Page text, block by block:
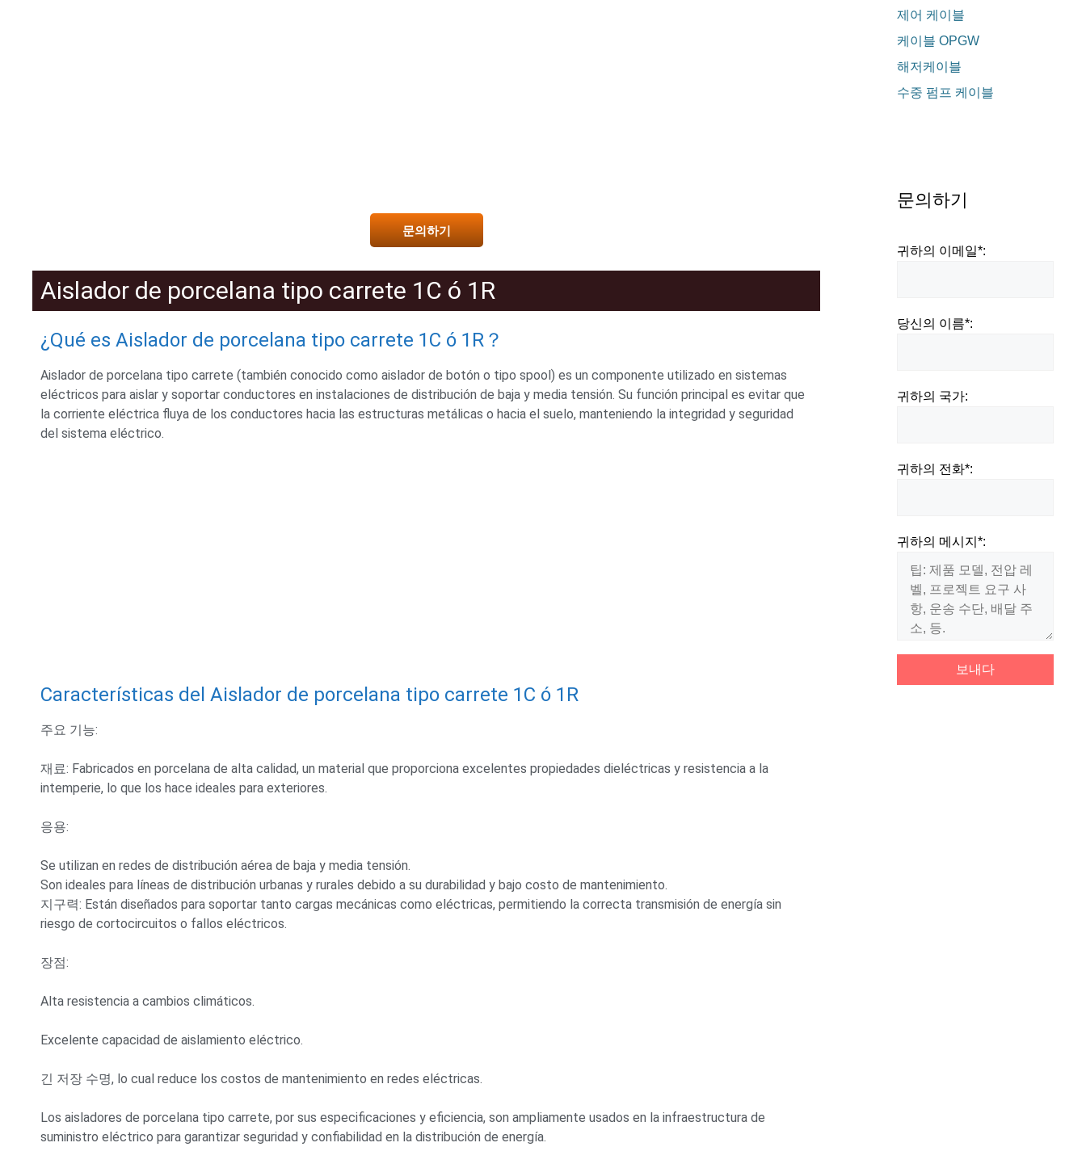
문의하기
Aislador de porcelana tipo carrete 1C ó 1R
¿Qué es Aislador de porcelana tipo carrete 1C ó 1R？
Aislador de porcelana tipo carrete (también conocido como aislador de botón o tipo spool) es un componente utilizado en sistemas
eléctricos para aislar y soportar conductores en instalaciones de distribución de baja y media tensión. Su función principal es evitar que
la corriente eléctrica fluya de los conductores hacia las estructuras metálicas o hacia el suelo, manteniendo la integridad y seguridad
del sistema eléctrico.
Características del Aislador de porcelana tipo carrete 1C ó 1R
주요 기능:
재료: Fabricados en porcelana de alta calidad, un material que proporciona excelentes propiedades dieléctricas y resistencia a la
intemperie, lo que los hace ideales para exteriores.
응용:
Se utilizan en redes de distribución aérea de baja y media tensión.
Son ideales para líneas de distribución urbanas y rurales debido a su durabilidad y bajo costo de mantenimiento.
지구력: Están diseñados para soportar tanto cargas mecánicas como eléctricas, permitiendo la correcta transmisión de energía sin
riesgo de cortocircuitos o fallos eléctricos.
장점:
Alta resistencia a cambios climáticos.
Excelente capacidad de aislamiento eléctrico.
긴 저장 수명, lo cual reduce los costos de mantenimiento en redes eléctricas.
Los aisladores de porcelana tipo carrete, por sus especificaciones y eficiencia, son ampliamente usados en la infraestructura de
suministro eléctrico para garantizar seguridad y confiabilidad en la distribución de energía.
제어 케이블
케이블 OPGW
해저케이블
수중 펌프 케이블
문의하기
귀하의 이메일*:
당신의 이름*:
귀하의 국가:
귀하의 전화*:
귀하의 메시지*: